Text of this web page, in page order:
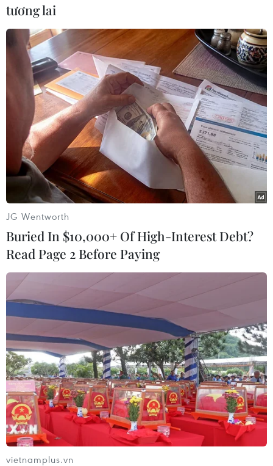
dõi tại một căn cứ quân sự trên đảo Natuna./.
(TTXVN/Vietnam+)
#thành phố vũ hán
Campuchia
Theo dõi VietnamPlus
TIN LIÊN QUAN
tương lai
JG Wentworth
Buried In $10,000+ Of High-Interest Debt?
Read Page 2 Before Paying
vietnamplus.vn